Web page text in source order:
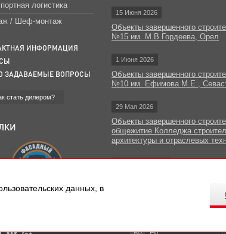
логистика
/ Шеф-монтаж
ИНФОРМАЦИЯ
ЗАДАВАЕМЫЕ ВОПРОСЫ
стать дилером?
15 Июня 2026
Объекты завершенного
№15 им. М.В.Гордеева, Орел
1 Июня 2026
Объекты завершенного
№10 им. Ефимова М.Е.,
29 Мая 2026
Объекты завершенного
общежитие Колледжа
архитектуры и отраслевых
данных, в